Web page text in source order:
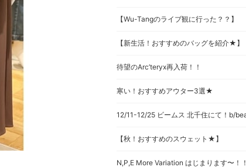
【Wu-Tangのライブ観に行った？？】
【新生活！おすすめのバッグを紹介★】
待望のArc’teryx再入荷！！
寒い！おすすめアウター3選★
【秋！おすすめのスウェット★】
N,P,E More Variation はじまります〜！！